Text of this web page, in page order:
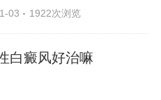
03 1922次浏览
白癜风好治嘛